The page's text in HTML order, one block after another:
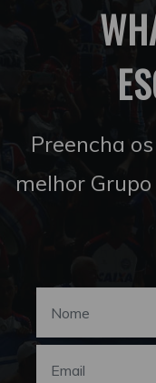
Preencha
melhor